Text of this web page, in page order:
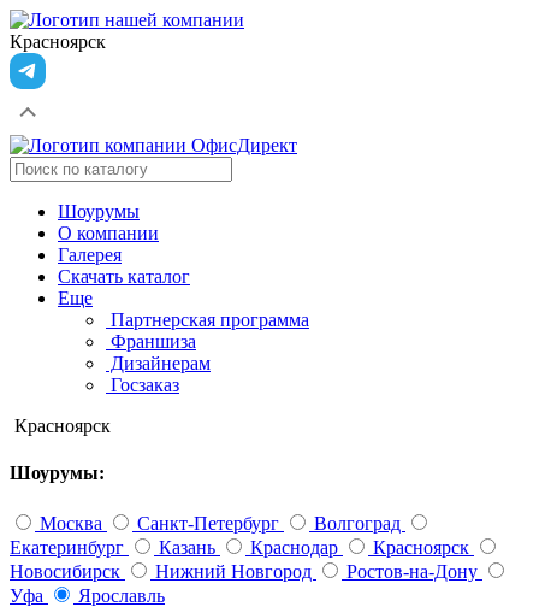
Красноярск
Шоурумы
О компании
Галерея
Скачать каталог
Еще
Партнерская программа
Франшиза
Дизайнерам
Госзаказ
Красноярск
Шоурумы:
Москва Санкт-Петербург
Волгоград
Екатеринбург
Казань Краснодар
Красноярск
Новосибирск
Нижний Новгород
Ростов-на-Дону
Уфа
Ярославль